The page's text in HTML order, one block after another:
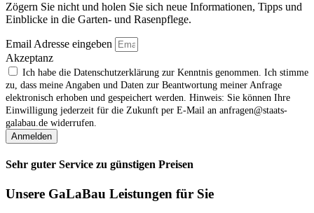
Zögern Sie nicht und holen Sie sich neue Informationen, Tipps und
Einblicke in die Garten- und Rasenpflege.
Email Adresse eingeben
Akzeptanz
Ich habe die Datenschutzerklärung zur Kenntnis genommen. Ich stimme
zu, dass meine Angaben und Daten zur Beantwortung meiner Anfrage
elektronisch erhoben und gespeichert werden. Hinweis: Sie können Ihre
Einwilligung jederzeit für die Zukunft per E‑Mail an anfragen@staats-
galabau.de widerrufen.
Anmelden
Sehr guter Service zu günstigen Preisen
Unsere GaLaBau Leistungen für Sie